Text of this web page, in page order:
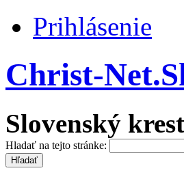
Prihlásenie
Christ-
Slovenský
Hladať na tejto stránke: